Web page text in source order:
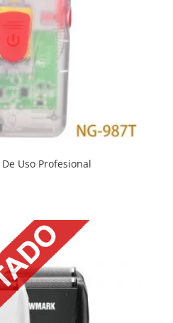
Uso Profesional